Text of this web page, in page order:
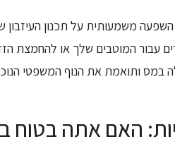
השפעה משמעותית על תכנון
עבור המוטבים שלך או להחמצת
במס ותואמת את הנוף המשפטי